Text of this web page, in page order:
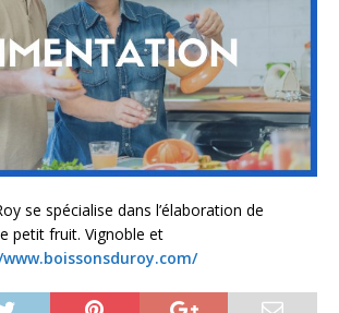
se spécialise dans l’élaboration de
petit fruit. Vignoble et